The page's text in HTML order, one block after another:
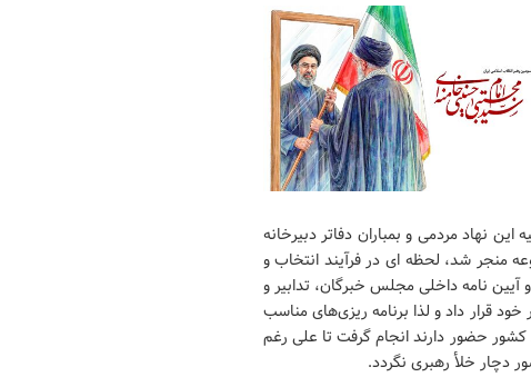
نهاد مردمی و بمباران دفاتر دبیرخانه
منجر شد، لحظه ای در فرآیند انتخاب و
نامه داخلی مجلس خبرگان، تدابیر و
قرار داد و لذا برنامه ریزی‌های مناسب
حضور دارند انجام گرفت تا علی رغم